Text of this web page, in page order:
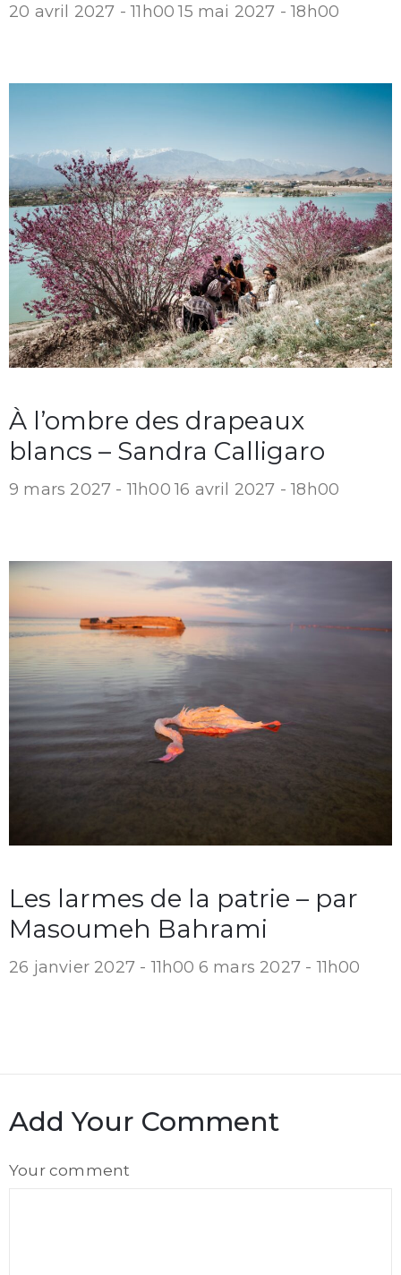
20 avril 2027 - 11h00 15 mai 2027 - 18h00
À l’ombre des drapeaux
blancs – Sandra Calligaro
9 mars 2027 - 11h00 16 avril 2027 - 18h00
Les larmes de la patrie – par
Masoumeh Bahrami
26 janvier 2027 - 11h00 6 mars 2027 - 11h00
Add Your Comment
Your comment